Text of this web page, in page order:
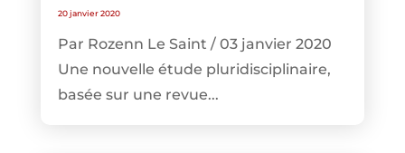
20 janvier 2020
Par Rozenn Le Saint / 03 janvier 2020
Une nouvelle étude pluridisciplinaire,
basée sur une revue...